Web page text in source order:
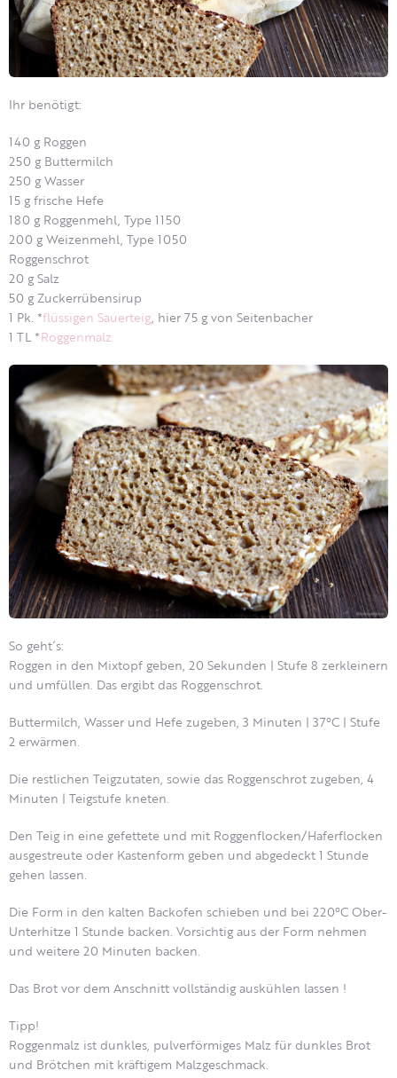
Ihr benötigt:
140 g Roggen
250 g Buttermilch
250 g Wasser
15 g frische Hefe
180 g Roggenmehl, Type 1150
200 g Weizenmehl, Type 1050
Roggenschrot
20 g Salz
50 g Zuckerrübensirup
1 Pk. *flüssigen Sauerteig, hier 75 g von Seitenbacher
1 TL *Roggenmalz
So geht´s:
Roggen in den Mixtopf geben, 20 Sekunden | Stufe 8 zerkleinern
und umfüllen. Das ergibt das Roggenschrot.
Buttermilch, Wasser und Hefe zugeben, 3 Minuten | 37°C | Stufe
2 erwärmen.
Die restlichen Teigzutaten, sowie das Roggenschrot zugeben, 4
Minuten | Teigstufe kneten.
Den Teig in eine gefettete und mit Roggenflocken/Haferflocken
ausgestreute oder Kastenform geben und abgedeckt 1 Stunde
gehen lassen.
Die Form in den kalten Backofen schieben und bei 220°C Ober-
Unterhitze 1 Stunde backen. Vorsichtig aus der Form nehmen
und weitere 20 Minuten backen.
Das Brot vor dem Anschnitt vollständig auskühlen lassen !
Tipp!
Roggenmalz ist dunkles, pulverförmiges Malz für dunkles Brot
und Brötchen mit kräftigem Malzgeschmack.